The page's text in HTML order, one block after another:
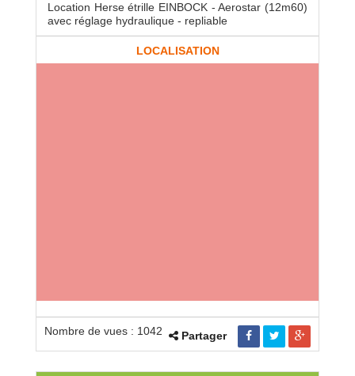
Location Herse étrille EINBOCK - Aerostar (12m60)
avec réglage hydraulique - repliable
LOCALISATION
Nombre de vues : 1042 Partager